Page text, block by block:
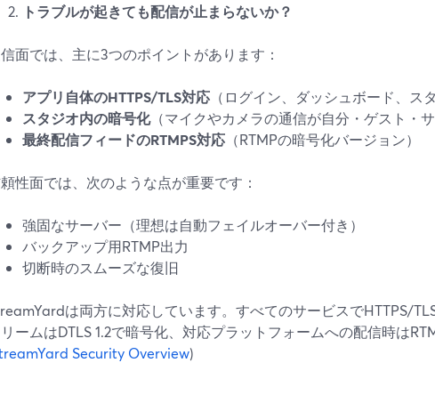
トラブルが起きても配信が止まらないか？
面では、主に3つのポイントがあります：
アプリ自体のHTTPS/TLS対応 （ログイン、ダッシュボード、ス
スタジオ内の暗号化（マイクやカメラの通信が自分・ゲスト・
最終配信フィードのRTMPS対応 （RTMPの暗号化バージョン）
性面では、次のような点が重要です：
強固なサーバー（理想は自動フェイルオーバー付き）
バックアップ用RTMP出力
切断時のスムーズな復旧
は両方に対応しています。すべてのサービスでHTTPS/
リームはDTLS 1.2で暗号化、対応プラットフォームへの配信時は
Security Overview)